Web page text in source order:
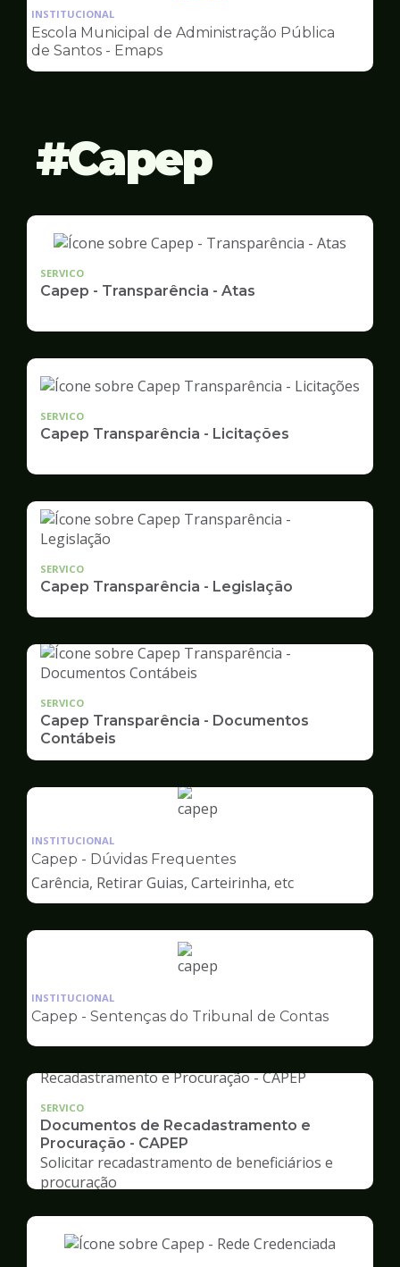
pagina
Gestão
INSTITUCIONAL
Escola Municipal de Administração Pública
de Santos - Emaps
Capep
SERVICO
Capep - Transparência - Atas
SERVICO
Capep Transparência - Licitações
SERVICO
Capep Transparência - Legislação
SERVICO
Capep Transparência - Documentos
Contábeis
Ilustração
pagina
de
Capep
INSTITUCIONAL
Capep - Dúvidas Frequentes
Carência, Retirar Guias, Carteirinha, etc
Ilustração
pagina
Capep
INSTITUCIONAL
Capep - Sentenças do Tribunal de Contas
SERVICO
Documentos de Recadastramento e
Procuração - CAPEP
Solicitar recadastramento de beneficiários e
procuração